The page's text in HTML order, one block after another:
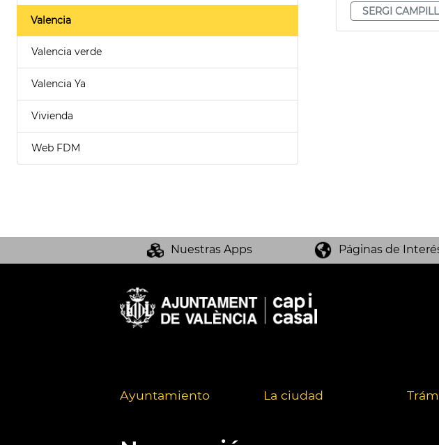
Valencia
Valencia verde
Valencia Ya
Vivienda
Web FDM
SERGI
Nuestras Apps Páginas de
Ayuntamiento La ciudad